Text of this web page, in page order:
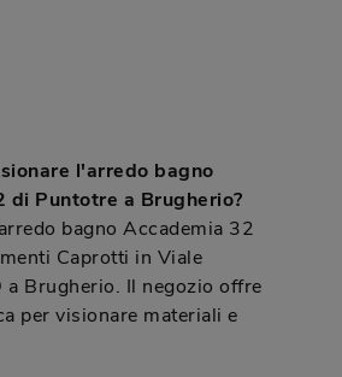
l'arredo bagno
di Puntotre a Brugherio?
bagno Accademia 32
Caprotti in Viale
a Brugherio. Il negozio offre
per visionare materiali e